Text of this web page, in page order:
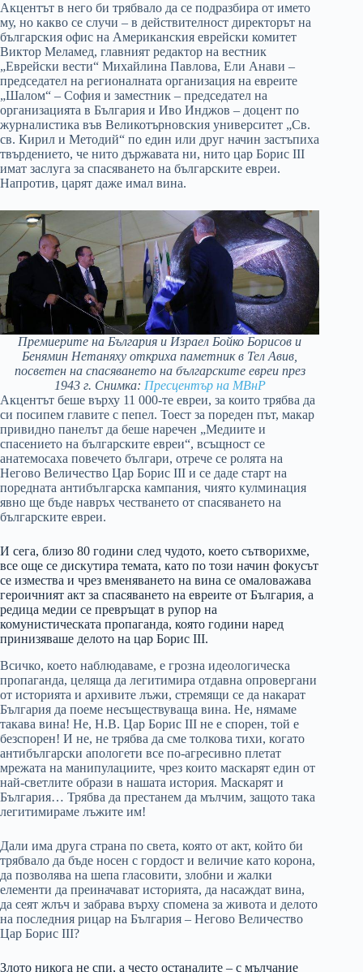
Акцентът в него би трябвало да се подразбира от името
му, но какво се случи – в действителност директорът на
българския офис на Американския еврейски комитет
Виктор Меламед, главният редактор на вестник
„Еврейски вести“ Михайлина Павлова, Ели Анави –
председател на регионалната организация на евреите
„Шалом“ – София и заместник – председател на
организацията в България и Иво Инджов – доцент по
журналистика във Великотърновския университет „Св.
св. Кирил и Методий“ по един или друг начин застъпиха
твърдението, че нито държавата ни, нито цар Борис III
имат заслуга за спасяването на българските евреи.
Напротив, царят даже имал вина.
Премиерите на България и Израел Бойко Борисов и
Бенямин Нетаняху откриха паметник в Тел Авив,
посветен на спасяването на българските евреи през
1943 г. Снимка: Пресцентър на МВнР
Акцентът беше върху 11 000-те евреи, за които трябва да
си посипем главите с пепел. Тоест за пореден път, макар
привидно панелът да беше наречен „Медиите и
спасението на българските евреи“, всъщност се
анатемосаха повечето българи, отрече се ролята на
Негово Величество Цар Борис III и се даде старт на
поредната антибългарска кампания, чиято кулминация
явно ще бъде навръх честването от спасяването на
българските евреи.
И сега, близо 80 години след чудото, което сътворихме,
все още се дискутира темата, като по този начин фокусът
се измества и чрез вменяването на вина се омаловажава
героичният акт за спасяването на евреите от България, а
редица медии се превръщат в рупор на
комунистическата пропаганда, която години наред
принизяваше делото на цар Борис III.
Всичко, което наблюдаваме, е грозна идеологическа
пропаганда, целяща да легитимира отдавна опровергани
от историята и архивите лъжи, стремящи се да накарат
България да поеме несъществуваща вина. Не, нямаме
такава вина! Не, Н.В. Цар Борис III не е спорен, той е
безспорен! И не, не трябва да сме толкова тихи, когато
антибългарски апологети все по-агресивно плетат
мрежата на манипулациите, чрез които маскарят един от
най-светлите образи в нашата история. Маскарят и
България… Трябва да престанем да мълчим, защото така
легитимираме лъжите им!
Дали има друга страна по света, която от акт, който би
трябвало да бъде носен с гордост и величие като корона,
да позволява на шепа гласовити, злобни и жалки
елементи да преиначават историята, да насаждат вина,
да сеят жлъч и забрава върху спомена за живота и делото
на последния рицар на България – Негово Величество
Цар Борис III?
Злото никога не спи, а често останалите – с мълчание